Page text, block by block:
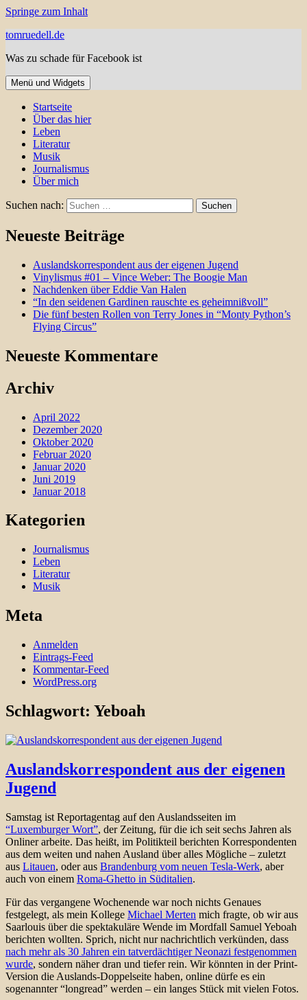
Springe zum Inhalt
tomruedell.de
Was zu schade für Facebook ist
Menü und Widgets
Startseite
Über das hier
Leben
Literatur
Musik
Journalismus
Über mich
Suchen nach:
Neueste Beiträge
Auslandskorrespondent aus der eigenen Jugend
Vinylismus #01 – Vince Weber: The Boogie Man
Nachdenken über Eddie Van Halen
“In den seidenen Gardinen rauschte es geheimnißvoll”
Die fünf besten Rollen von Terry Jones in “Monty Python’s
Flying Circus”
Neueste Kommentare
Archiv
April 2022
Dezember 2020
Oktober 2020
Februar 2020
Januar 2020
Juni 2019
Januar 2018
Kategorien
Journalismus
Leben
Literatur
Musik
Meta
Anmelden
Eintrags-Feed
Kommentar-Feed
WordPress.org
Schlagwort: Yeboah
Auslandskorrespondent aus der eigenen
Jugend
Samstag ist Reportagentag auf den Auslandsseiten im
“Luxemburger Wort”, der Zeitung, für die ich seit sechs Jahren als
Onliner arbeite. Das heißt, im Politikteil berichten Korrespondenten
aus dem weiten und nahen Ausland über alles Mögliche – zuletzt
aus Litauen, oder aus Brandenburg vom neuen Tesla-Werk, aber
auch von einem Roma-Ghetto in Süditalien.
Für das vergangene Wochenende war noch nichts Genaues
festgelegt, als mein Kollege Michael Merten mich fragte, ob wir aus
Saarlouis über die spektakuläre Wende im Mordfall Samuel Yeboah
berichten wollten. Sprich, nicht nur nachrichtlich verkünden, dass
nach mehr als 30 Jahren ein tatverdächtiger Neonazi festgenommen
wurde, sondern näher dran und tiefer rein. Wir könnten in der Print-
Version die Auslands-Doppelseite haben, online dürfe es ein
sogenannter “longread” werden – ein langes Stück mit vielen Fotos.